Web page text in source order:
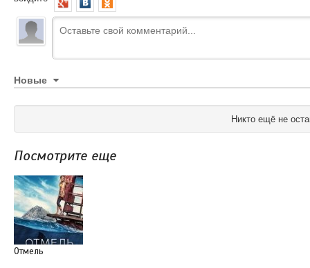
Новые
Никто ещё не
Посмотрите еще
Отмель